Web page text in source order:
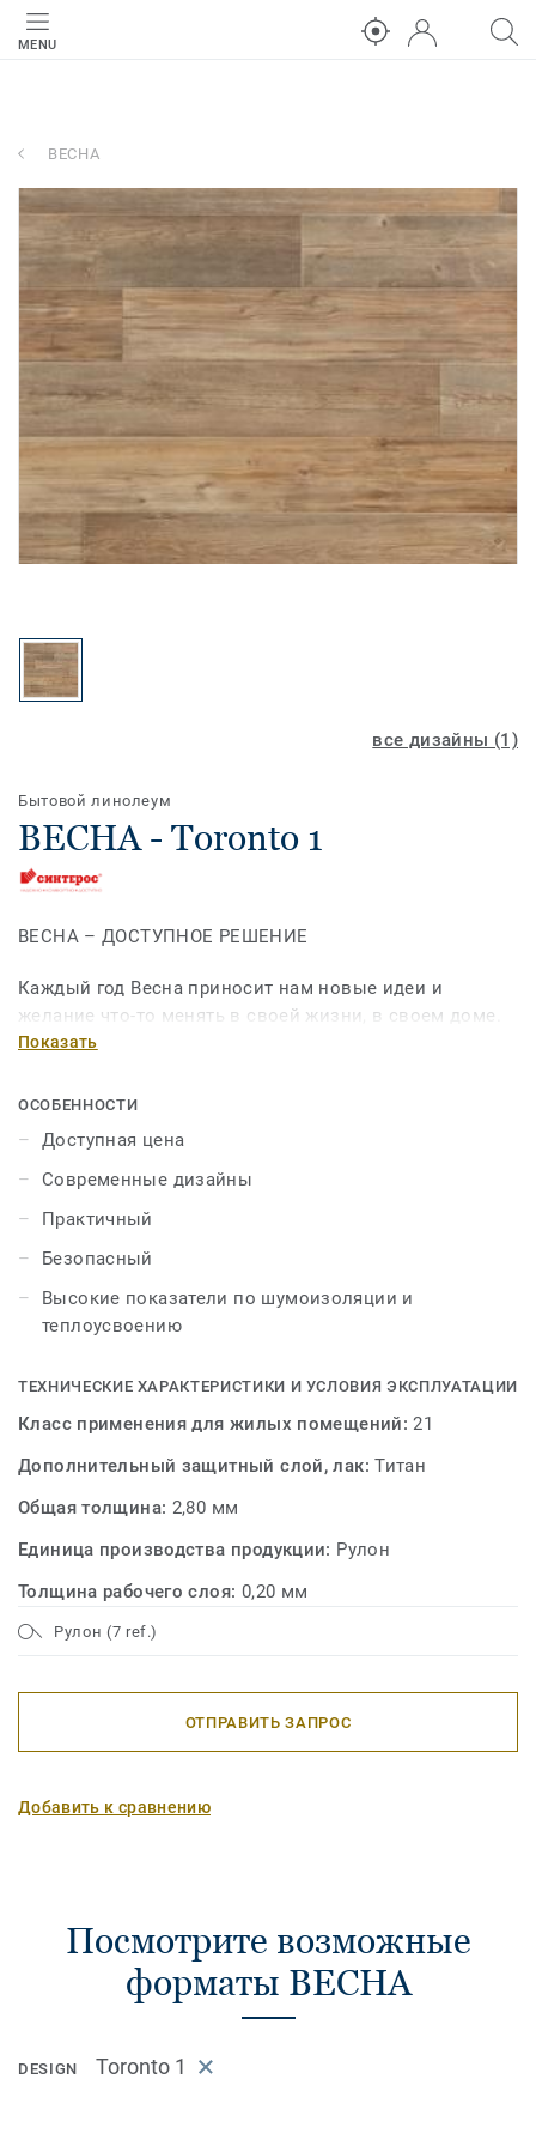
MENU
ВЕСНА
все дизайны (1)
Бытовой линолеум
ВЕСНА - Toronto 1
ВЕСНА – ДОСТУПНОЕ РЕШЕНИЕ
Каждый год Весна приносит нам новые идеи и
желание что-то менять в своей жизни, в своем доме.
С коллекцией «ВЕСНА» атмосфера вашей квартиры
доступная цена коллекции порадует возможностью
любимого дома. «ВЕСНА» – естественный выбор,
легкий шаг к обновлению дома!
Показать
ОСОБЕННОСТИ
Доступная цена
Современные дизайны
Практичный
Безопасный
Высокие показатели по шумоизоляции и
теплоусвоению
ТЕХНИЧЕСКИЕ ХАРАКТЕРИСТИКИ И УСЛОВИЯ ЭКСПЛУАТАЦИИ
Класс применения для жилых помещений:21
Дополнительный защитный слой, лак:Титан
Общая толщина: 2,80 мм
Единица производства продукции: Рулон
Толщина рабочего слоя: 0,20 мм
Рулон (7 ref.)
ОТПРАВИТЬ ЗАПРОС
Добавить к сравнению
Посмотрите возможные
форматы ВЕСНА
DESIGN Toronto 1